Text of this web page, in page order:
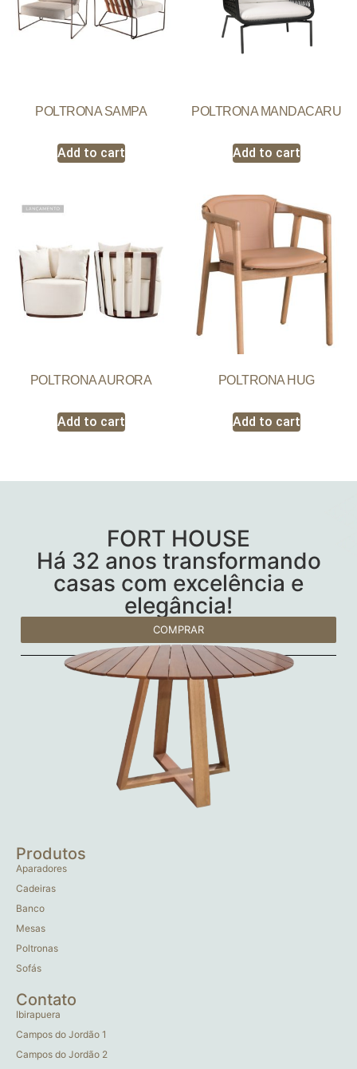
POLTRONA SAMPA
Add to cart
POLTRONA MANDACARU
Add to cart
POLTRONA AURORA
Add to cart
POLTRONA HUG
Add to cart
FORT HOUSE
Há 32 anos transformando
casas com excelência e
elegância!
COMPRAR
Produtos
Aparadores
Cadeiras
Banco
Mesas
Poltronas
Sofás
Contato
Ibirapuera
Campos do Jordão 1
Campos do Jordão 2